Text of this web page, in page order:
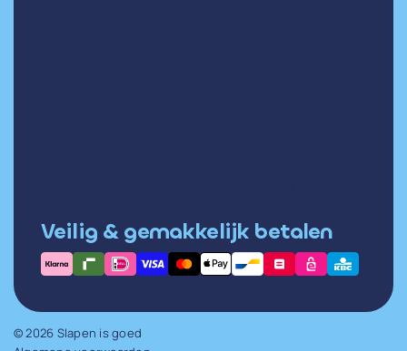
Veilig & gemakkelijk betalen
© 2026 Slapen is goed